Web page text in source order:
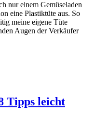
nur einem Gemüseladen
eine Plastiktüte aus. So
meine eigene Tüte
Augen der Verkäufer
Tipps leicht